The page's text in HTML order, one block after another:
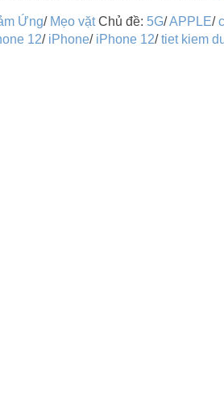
Ứng/ Mẹo vặt Chủ đề: 5G/APPLE/
12/ iPhone/ iPhone 12/tiet kiem